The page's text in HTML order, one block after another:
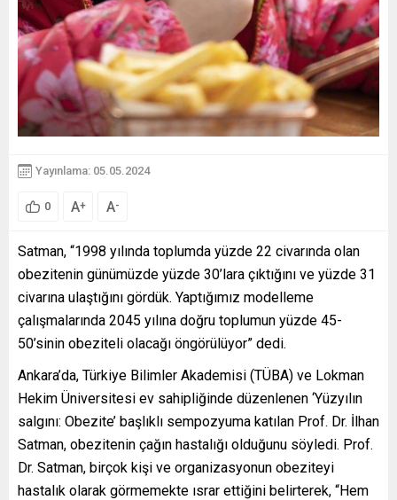
Yayınlama: 05.05.2024
0 A+ A-
Satman, “1998 yılında toplumda yüzde 22 civarında olan
obezitenin günümüzde yüzde 30’lara çıktığını ve yüzde 31
civarına ulaştığını gördük. Yaptığımız modelleme
çalışmalarında 2045 yılına doğru toplumun yüzde 45-
50’sinin obeziteli olacağı öngörülüyor” dedi.
Ankara’da, Türkiye Bilimler Akademisi (TÜBA) ve Lokman
Hekim Üniversitesi ev sahipliğinde düzenlenen ‘Yüzyılın
salgını: Obezite’ başlıklı sempozyuma katılan Prof. Dr. İlhan
Satman, obezitenin çağın hastalığı olduğunu söyledi. Prof.
Dr. Satman, birçok kişi ve organizasyonun obeziteyi
hastalık olarak görmemekte ısrar ettiğini belirterek, “Hem